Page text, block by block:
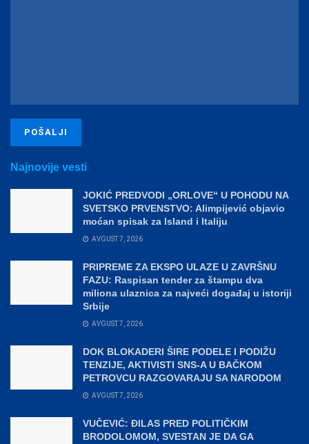
Najnovije vesti
JOKIĆ PREDVODI „ORLOVE“ U POHODU NA
SVETSKO PRVENSTVO: Alimpijević objavio
moćan spisak za Island i Italiju
AVGUST 7, 2026
PRIPREME ZA EKSPO ULAZE U ZAVRŠNU
FAZU: Raspisan tender za štampu dva
miliona ulaznica za najveći događaj u istoriji
Srbije
AVGUST 7, 2026
DOK BLOKADERI ŠIRE PODELE I PODIŽU
TENZIJE, AKTIVISTI SNS-A U BAČKOM
PETROVCU RAZGOVARAJU SA NARODOM
AVGUST 7, 2026
VUČEVIĆ: ĐILAS PRED POLITIČKIM
BRODOLOMOM, SVESTAN JE DA GA